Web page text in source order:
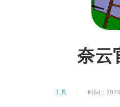
奈云
工具 时间：